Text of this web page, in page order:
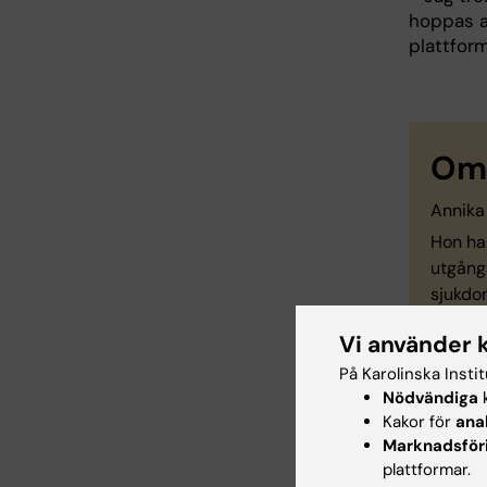
hoppas
Hon
för
Vi använder
På Karolinska
Nödvändiga
Kakor för
plattformar.